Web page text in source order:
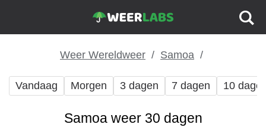
Weer Wereldweer Samoa
Vandaag Morgen 3 dagen 7 dagen 10
Samoa weer 30 dagen